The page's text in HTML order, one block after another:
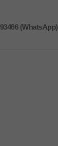
(WhatsApp)